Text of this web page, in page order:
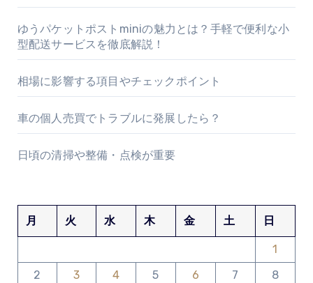
ゆうパケットポストminiの魅力とは？手軽で便利な小
型配送サービスを徹底解説！
相場に影響する項目やチェックポイント
車の個人売買でトラブルに発展したら？
日頃の清掃や整備・点検が重要
月 火 水 木 金 土 日
1
2
3 4 5 6 7
8